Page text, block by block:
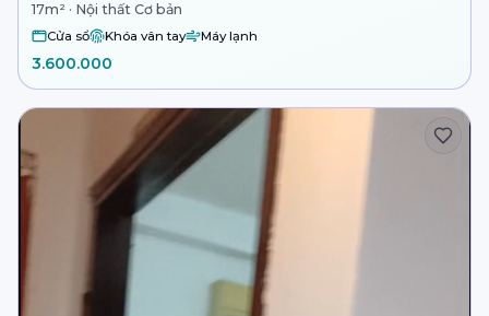
17m² · Nội thất Cơ bản
Cửa sổ Khóa vân tay Máy lạnh
3.600.000